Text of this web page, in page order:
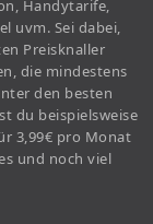
Handytarife,
uvm. Sei dabei,
Preisknaller
die mindestens
den besten
du beispielsweise
3,99€ pro Monat
und noch viel